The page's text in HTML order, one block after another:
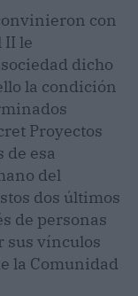
con
II le
dicho
la condición
Proyectos
de esa
del
dos últimos
de personas
sus vínculos
la Comunidad